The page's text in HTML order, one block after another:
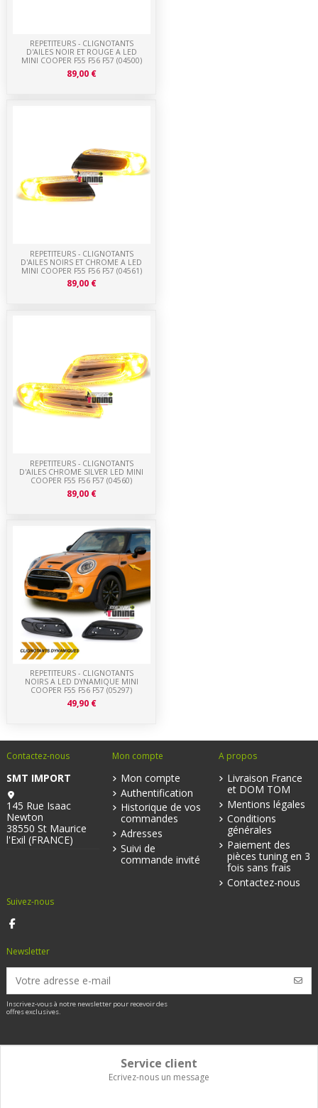
REPETITEURS - CLIGNOTANTS
NOIRS A LED DYNAMIQUE MINI
COOPER F55 F56 F57 (05297)
49,90 €
REPETITEURS - CLIGNOTANTS
D'AILES CHROME SILVER LED MINI
COOPER F55 F56 F57 (04560)
89,00 €
REPETITEURS - CLIGNOTANTS
D'AILES NOIRS ET CHROME A LED
MINI COOPER F55 F56 F57 (04561)
89,00 €
REPETITEURS - CLIGNOTANTS
D'AILES NOIR ET ROUGE A LED
MINI COOPER F55 F56 F57 (04500)
89,00 €
Contactez-nous
SMT IMPORT
145 Rue Isaac
Newton
38550 St Maurice
l'Exil (FRANCE)
Mon compte
Mon compte
Authentification
Historique de vos
commandes
Adresses
Suivi de
commande invité
A propos
Livraison France
et DOM TOM
Mentions légales
Conditions
générales
Paiement des
pièces tuning en 3
fois sans frais
Contactez-nous
Suivez-nous
Newsletter
Inscrivez-vous à notre newsletter pour recevoir des
offres exclusives.
Service client
Ecrivez-nous un message